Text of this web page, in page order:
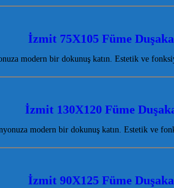
İzmit 75X105 Füme
modern bir dokunuş katın. Estetik ve
İzmit 130X120 Füme
modern bir dokunuş katın. Estetik ve
İzmit 90X125 Füme